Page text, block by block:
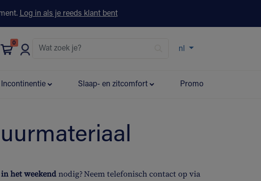
Log in als je reeds klant bent
0
nl
Incontinentie Slaap- en zitcomfort Promo
het weekendnodig? Neem telefonisch contact op via